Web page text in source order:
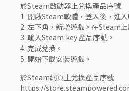
於Steam啟動器上兌換產品序號
1. 開啟Steam軟體，登入後，進入
2. 左下角，新增遊戲 > 在Steam上
3. 輸入Steam key 產品序號。
4. 完成兌換。
5. 開始下載安裝遊戲。
於Steam網頁上兌換產品序號
https://